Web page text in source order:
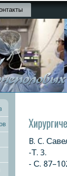
B. C.
-Т. 3.
- С.